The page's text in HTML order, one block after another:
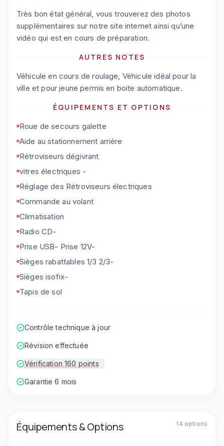
Très bon état général, vous trouverez des photos
supplémentaires sur notre site internet ainsi qu’une
vidéo qui est en cours de préparation.
AUTRES NOTES
Véhicule en cours de roulage, Véhicule idéal pour la
ville et pour jeune permis en boite automatique.
ÉQUIPEMENTS ET OPTIONS
Roue de secours galette
Aide au stationnement arrière
Rétroviseurs dégivrant
vitres électriques -
Réglage des Rétroviseurs électriques
Commande au volant
Climatisation
Radio CD-
Prise USB- Prise 12V-
Sièges rabattables 1/3 2/3-
Sièges isofix-
Tapis de sol
Contrôle technique à jour
Révision effectuée
Vérification 160 points
Garantie 6 mois
Équipements & Options 14 options